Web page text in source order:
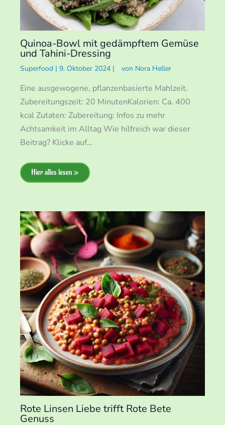
Quinoa-Bowl mit gedämpftem Gemüse
und Tahini-Dressing
Superfood | 9. Oktober 2024 | von Nora Heller
Eine ausgewogene, pflanzenbasierte Mahlzeit.
Zubereitungszeit: 20 MinutenKalorien: Ca. 400
kcal Zutaten: Zubereitung: Infos zu mehr
Achtsamkeit im Alltag Wie hilfreich war dieser
Beitrag? Klicke auf…
Hier alles lesen »
Rote Linsen Liebe trifft Rote Bete
Genuss